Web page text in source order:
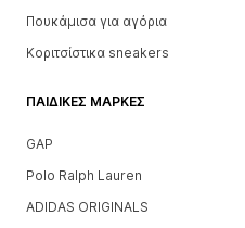
Πουκάμισα για αγόρια
Κοριτσίστικα sneakers
ΠΑΙΔΙΚΈΣ ΜΆΡΚΕΣ
GAP
Polo Ralph Lauren
ADIDAS ORIGINALS